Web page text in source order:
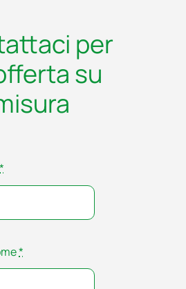
per
su
*
*